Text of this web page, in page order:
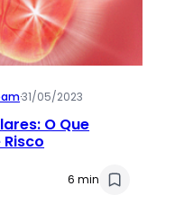
·31/05/2023
O Que
6 min